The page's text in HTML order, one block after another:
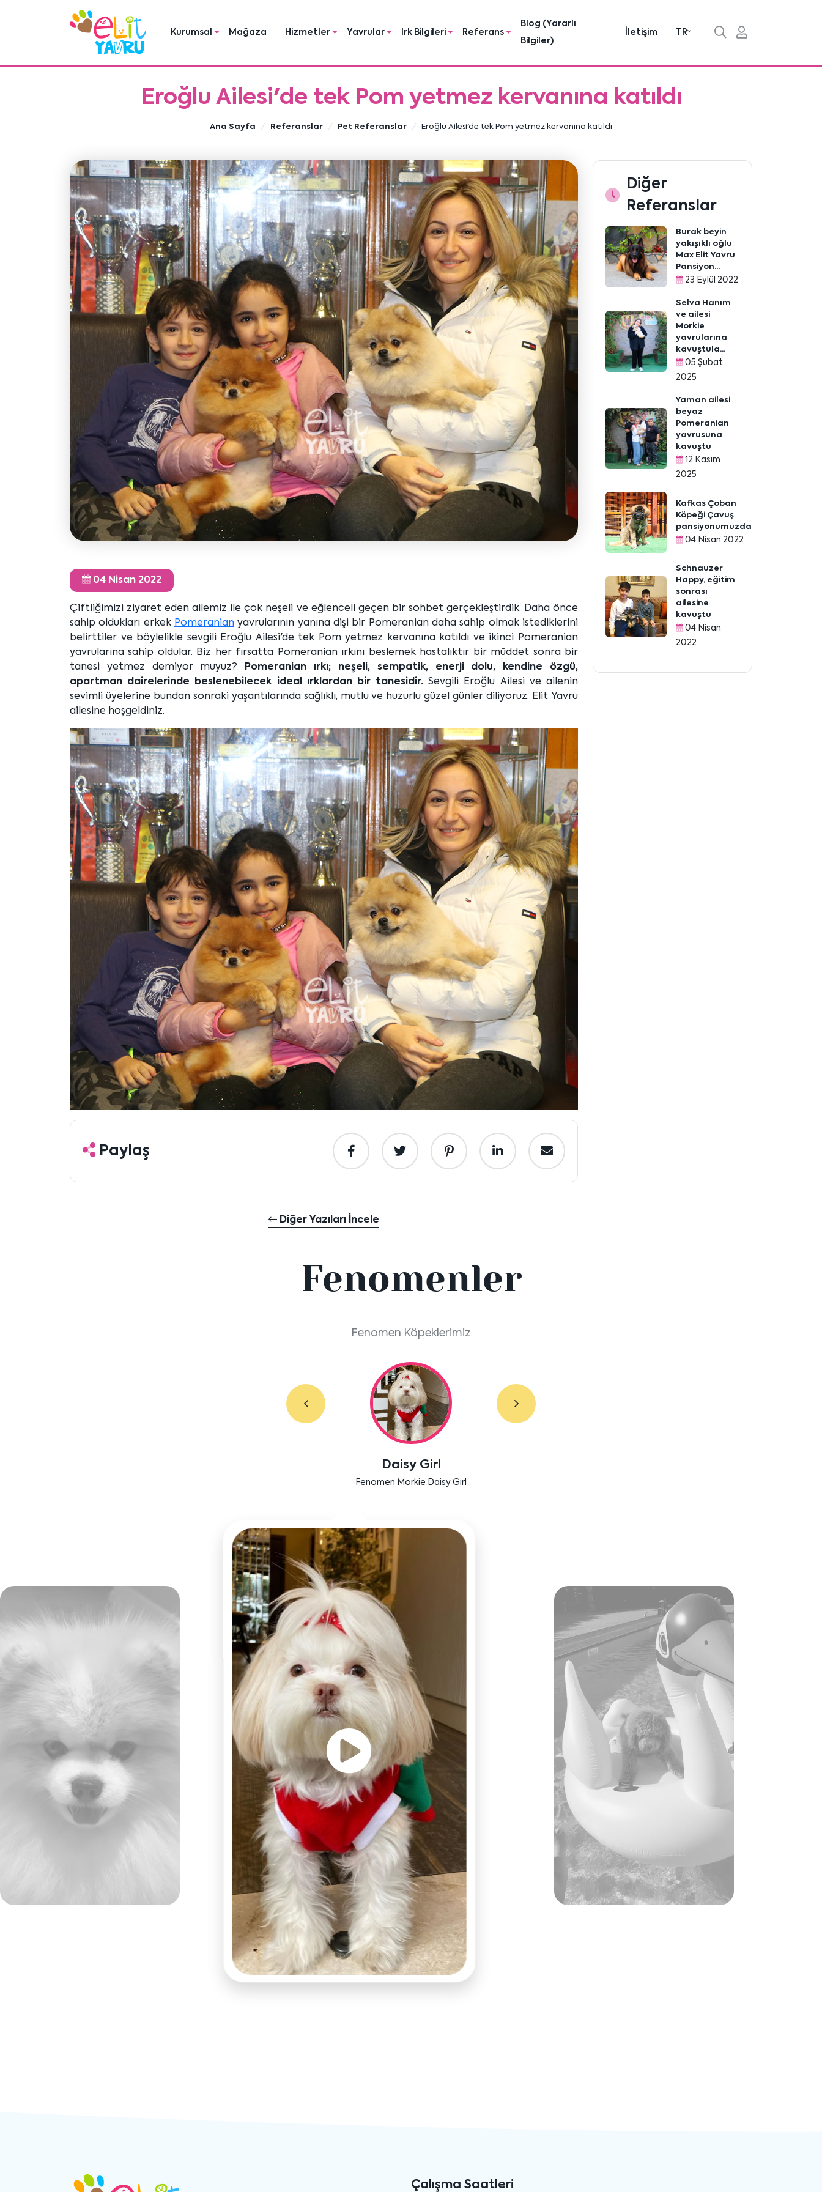
Kurumsal Mağaza Hizmetler Yavrular Irk Bilgileri Referans
Blog (Yararlı
Bilgiler)
İletişim TR
Eroğlu Ailesi'de tek Pom yetmez kervanına katıldı
Ana Sayfa Referanslar Pet Referanslar Eroğlu Ailesi'de tek Pom yetmez kervanına katıldı
04 Nisan 2022
Çiftliğimizi ziyaret eden ailemiz ile çok neşeli ve eğlenceli geçen bir sohbet gerçekleştirdik. Daha önce
sahip oldukları erkek Pomeranian yavrularının yanına dişi bir Pomeranian daha sahip olmak istediklerini
belirttiler ve böylelikle sevgili Eroğlu Ailesi'de tek Pom yetmez kervanına katıldı ve ikinci Pomeranian
yavrularına sahip oldular. Biz her fırsatta Pomeranian ırkını beslemek hastalıktır bir müddet sonra bir
tanesi yetmez demiyor muyuz? Pomeranian ırkı; neşeli, sempatik, enerji dolu, kendine özgü,
apartman dairelerinde beslenebilecek ideal ırklardan bir tanesidir. Sevgili Eroğlu Ailesi ve ailenin
sevimli üyelerine bundan sonraki yaşantılarında sağlıklı, mutlu ve huzurlu güzel günler diliyoruz. Elit Yavru
ailesine hoşgeldiniz.
Paylaş
Diğer Yazıları İncele
Diğer
Referanslar
Burak beyin
yakışıklı oğlu
Max Elit Yavru
Pansiyon...
23 Eylül 2022
Selva Hanım
ve ailesi
Morkie
yavrularına
kavuştula...
05 Şubat
2025
Yaman ailesi
beyaz
Pomeranian
yavrusuna
kavuştu
12 Kasım
2025
Kafkas Çoban
Köpeği Çavuş
pansiyonumuzda
04 Nisan 2022
Schnauzer
Happy, eğitim
sonrası
ailesine
kavuştu
04 Nisan
2022
Fenomenler
Fenomen Köpeklerimiz
Labradoodle Bruno
Bensu Soral'ın dostu Bruno
Çalışma Saatleri